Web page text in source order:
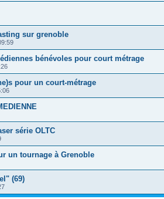
sur grenoble
bénévoles pour court métrage
pour un court-métrage
série OLTC
un tournage à Grenoble
(69)